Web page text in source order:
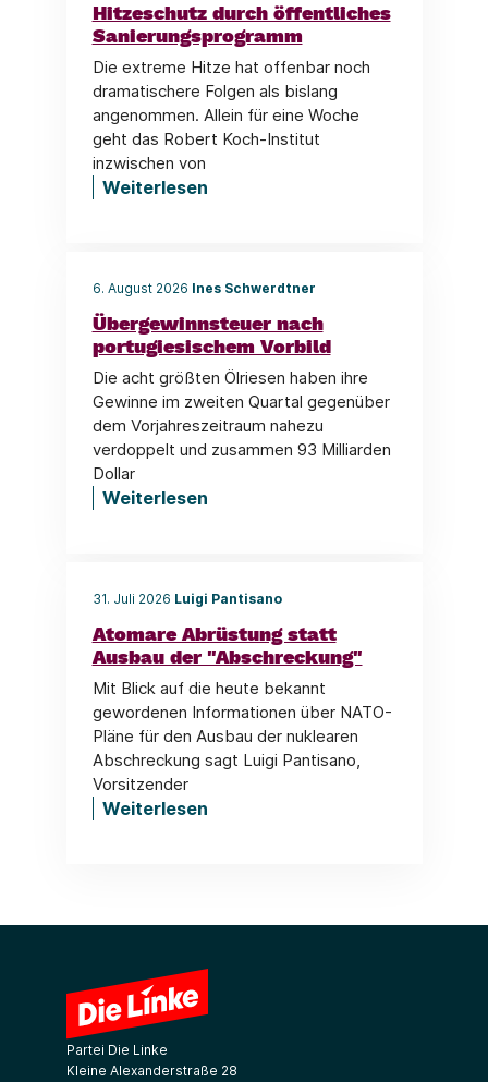
Hitzeschutz durch öffentliches
Sanierungsprogramm
Die extreme Hitze hat offenbar noch
dramatischere Folgen als bislang
angenommen. Allein für eine Woche
geht das Robert Koch-Institut
inzwischen von
Weiterlesen
6. August 2026 Ines Schwerdtner
Übergewinnsteuer nach
portugiesischem Vorbild
Die acht größten Ölriesen haben ihre
Gewinne im zweiten Quartal gegenüber
dem Vorjahreszeitraum nahezu
verdoppelt und zusammen 93 Milliarden
Dollar
Weiterlesen
31. Juli 2026 Luigi Pantisano
Atomare Abrüstung statt
Ausbau der "Abschreckung"
Mit Blick auf die heute bekannt
gewordenen Informationen über NATO-
Pläne für den Ausbau der nuklearen
Abschreckung sagt Luigi Pantisano,
Vorsitzender
Weiterlesen
Partei Die Linke
Kleine Alexanderstraße 28